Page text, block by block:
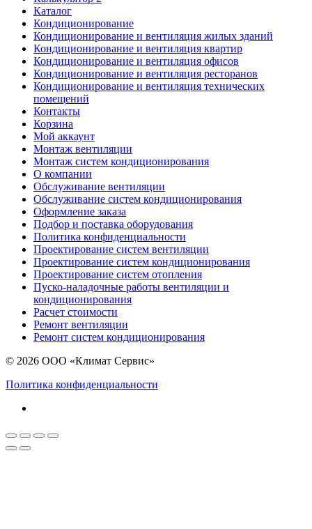
Каталог
Кондиционирование
Кондиционирование и вентиляция жилых зданий
Кондиционирование и вентиляция квартир
Кондиционирование и вентиляция офисов
Кондиционирование и вентиляция ресторанов
Кондиционирование и вентиляция технических
помещений
Контакты
Корзина
Мой аккаунт
Монтаж вентиляции
Монтаж систем кондиционирования
О компании
Обслуживание вентиляции
Обслуживание систем кондиционирования
Оформление заказа
Подбор и поставка оборудования
Политика конфиденциальности
Проектирование систем вентиляции
Проектирование систем кондиционирования
Проектирование систем отопления
Пуско-наладочные работы вентиляции и
кондиционирования
Расчет стоимости
Ремонт вентиляции
Ремонт систем кондиционирования
© 2026 ООО «Климат Сервис»
Политика конфиденциальности